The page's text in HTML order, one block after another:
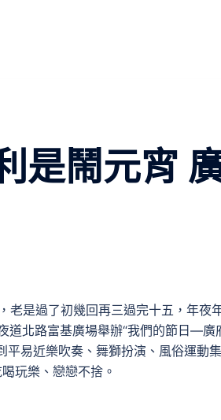
是鬧元宵
老是過了初幾回再三過完十五，年夜
道北路富基廣場舉辦“我們的節日—廣
平易近樂吹奏、舞獅扮演、風俗運動
玩樂、戀戀不捨。